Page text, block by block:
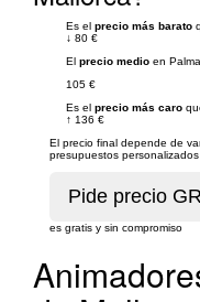
Es el precio más barato
↓ 80 €
El precio medio en
105 €
Es el precio más caro
↑ 136 €
El precio final depende de
presupuestos
es gratis y sin compromiso